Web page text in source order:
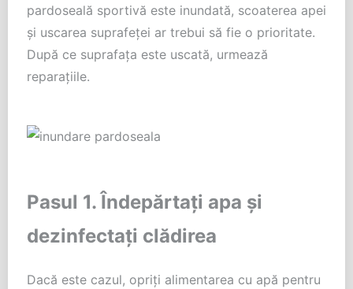
pardoseală sportivă este inundată, scoaterea apei
și uscarea suprafeței ar trebui să fie o prioritate.
După ce suprafața este uscată, urmează
reparațiile.
Pasul 1. Îndepărtați apa și
dezinfectați clădirea
Dacă este cazul, opriți alimentarea cu apă pentru